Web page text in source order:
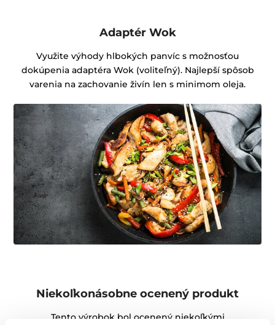
Adaptér Wok
Využite výhody hlbokých panvíc s možnosťou
dokúpenia adaptéra Wok (voliteľný). Najlepší spôsob
varenia na zachovanie živín len s minimom oleja.
Niekoľkonásobne ocenený produkt
Tento výrobok bol ocenený niekoľkými